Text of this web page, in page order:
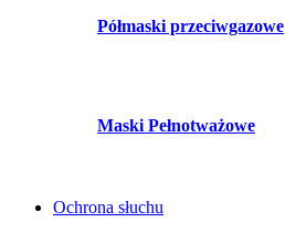
Półmaski przeciwgazowe
Maski Pełnotważowe
Ochrona słuchu